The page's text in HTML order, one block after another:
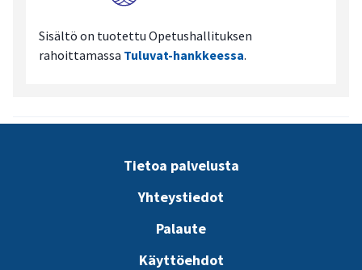
Sisältö on tuotettu Opetushallituksen
rahoittamassa Tuluvat-hankkeessa.
Tietoa palvelusta
Yhteystiedot
Palaute
Käyttöehdot